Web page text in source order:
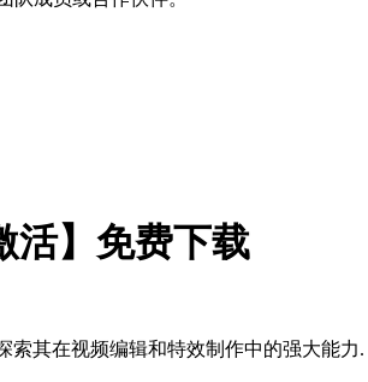
活】免费下载
索其在视频编辑和特效制作中的强大能力.